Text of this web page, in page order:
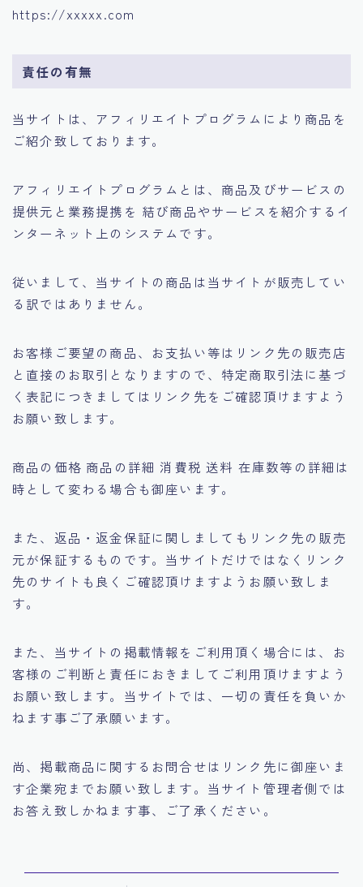
への招待状
プライバシーポリシー
内！
メルマガ読者限定で特別なご案内があります！
は？（Udemy補講）
利用規約／特定商取引法に基づく表記
文章力UPおすすめ本ベスト５！本当は教えたくない最
最後まで受講いただき、ありがとうございます！
有料記事の決済完了ページ
特定商取引法に基づく表記
運営者情報
運営者概要ページ
野口WEBビジネスコンサルティングの内容と準備する
ものまとめ
野口コンサル紹介動画（簡易版非公開）
スコンサルタント
（動画）あなたが稼げるようになるまでにかかる時間
（動画）お金がないから稼ぎたいのにお金がないと稼げ
ない問題をどうするか
（動画）成功に師匠は欠かせないが偽物が多い問題
５年間月収7桁を維持するための３０の秘密（原則）
https://xxxxx.com
責任の有無
当サイトは、アフィリエイトプログラムにより商品を
ご紹介致しております。
アフィリエイトプログラムとは、商品及びサービスの
提供元と業務提携を 結び商品やサービスを紹介するイ
ンターネット上のシステムです。
従いまして、当サイトの商品は当サイトが販売してい
る訳ではありません。
お客様ご要望の商品、お支払い等はリンク先の販売店
と直接のお取引となりますので、特定商取引法に基づ
く表記につきましてはリンク先をご確認頂けますよう
お願い致します。
商品の価格 商品の詳細 消費税 送料 在庫数等の詳細は
時として変わる場合も御座います。
また、返品・返金保証に関しましてもリンク先の販売
元が保証するものです。当サイトだけではなくリンク
先のサイトも良くご確認頂けますようお願い致しま
す。
また、当サイトの掲載情報をご利用頂く場合には、お
客様のご判断と責任におきましてご利用頂けますよう
お願い致します。当サイトでは、一切の責任を負いか
ねます事ご了承願います。
尚、掲載商品に関するお問合せはリンク先に御座いま
す企業宛までお願い致します。当サイト管理者側では
お答え致しかねます事、ご了承ください。